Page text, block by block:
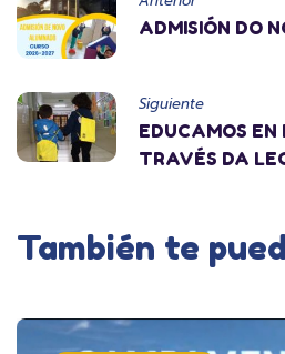
ADMISIÓN DO
Siguiente
EDUCAMOS EN
TRAVÉS DA
También te